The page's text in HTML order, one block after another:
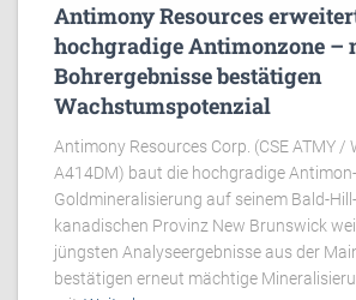
Antimony Resources
hochgradige Antimonzone –
Bohrergebnisse bestätigen
Wachstumspotenzial
Antimony Resources Corp. (CSE ATMY /
A414DM) baut die hochgradige
Goldmineralisierung auf seinem Bald-
kanadischen Provinz New Brunswick
jüngsten Analyseergebnisse aus der
bestätigen erneut mächtige